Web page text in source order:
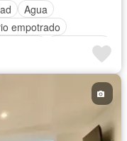
Agua
empotrado
Electricidad
Jacuzzi
amoblado